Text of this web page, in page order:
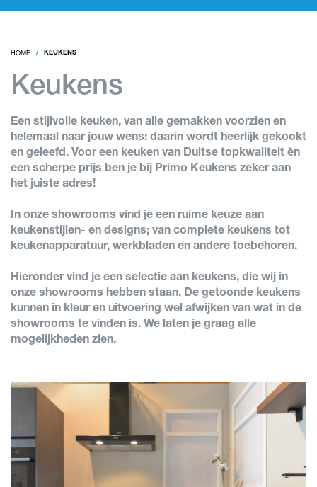
HOME KEUKENS
Keukens
Een stijlvolle keuken, van alle gemakken voorzien en
helemaal naar jouw wens: daarin wordt heerlijk gekookt
en geleefd. Voor een keuken van Duitse topkwaliteit èn
een scherpe prijs ben je bij Primo Keukens zeker aan
het juiste adres!
In onze showrooms vind je een ruime keuze aan
keukenstijlen- en designs; van complete keukens tot
keukenapparatuur, werkbladen en andere toebehoren.
Hieronder vind je een selectie aan keukens, die wij in
onze showrooms hebben staan. De getoonde keukens
kunnen in kleur en uitvoering wel afwijken van wat in de
showrooms te vinden is. We laten je graag alle
mogelijkheden zien.